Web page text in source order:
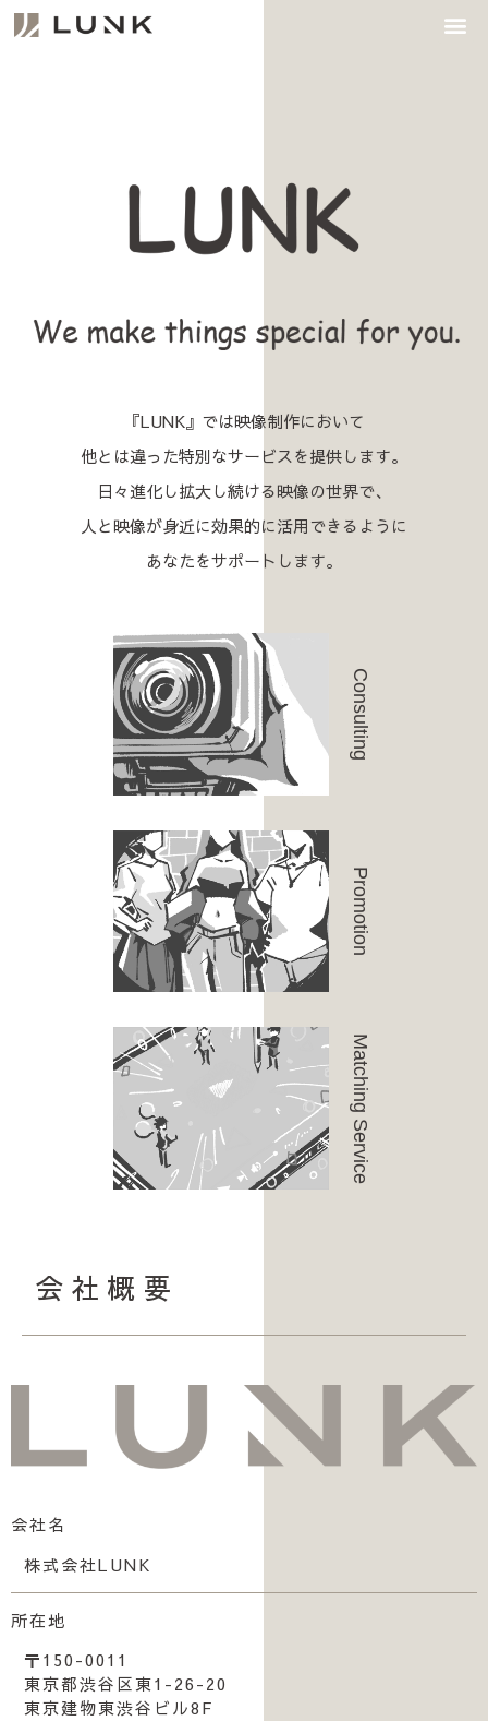
『LUNK』では映像制作において
他とは違った特別なサービスを提供します。
日々進化し拡大し続ける映像の世界で、
人と映像が身近に効果的に活用できるように
あなたをサポートします。
Consulting
Promotion
Matching Service
会社概要
会社名
株式会社LUNK
所在地
〒150-0011
東京都渋谷区東1-26-20
東京建物東渋谷ビル8F